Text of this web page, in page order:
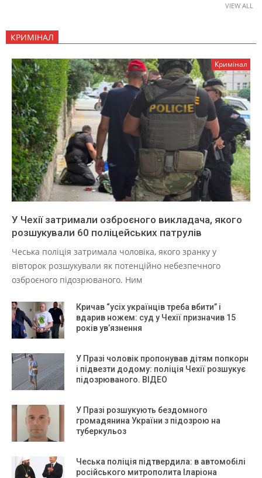
VIEW ALL
КРИМІНАЛ
Кримінал
У Чехії затримали озброєного викладача, якого
розшукували 60 поліцейських патрулів
Чеська поліція затримала чоловіка, якого зранку у
вівторок розшукували як потенційно небезпечного
озброєного підозрюваного. Ним
Кричав “усіх українців треба вбити” і
вдарив ножем: суд у Чехії призначив 15
років ув’язнення
У Празі чоловік пропонував дітям попкорн
і підвезти додому: поліція Чехії розшукує
підозрюваного. ВІДЕО
У Празі розшукують бездомного
громадянина України з підозрою на
туберкульоз
Чеська поліція підтвердила: в автомобілі
російського митрополита Іларіона